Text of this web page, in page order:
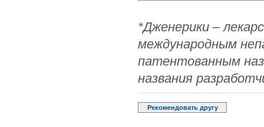
*Дженерики –
международным
патентованным
названия
Рекомендовать другу